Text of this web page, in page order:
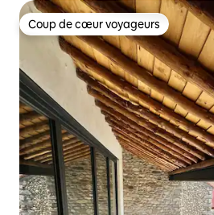
Coup de cœur voyageurs
Coup de cœur voyageurs